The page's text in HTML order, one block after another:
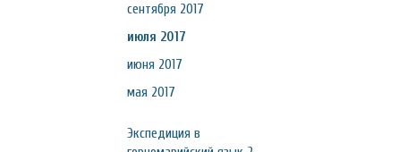
сентября 2017
июля 2017
июня 2017
мая 2017
Экспедиция в